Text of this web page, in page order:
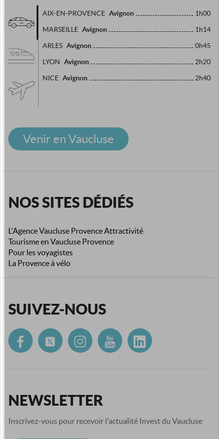
AIX-EN-PROVENCE Avignon 1h00
MARSEILLE Avignon 1h14
ARLES Avignon 0h45
LYON Avignon 2h20
NICE Avignon 2h40
Venir en Vaucluse
NOS SITES DÉDIÉS
L'Agence Vaucluse Provence Attractivité
Tourisme en Vaucluse Provence
Pour les voyagistes
La Provence à vélo
SUIVEZ-NOUS
NEWSLETTER
Inscrivez-vous pour recevoir l'actualité Invest du Vaucluse